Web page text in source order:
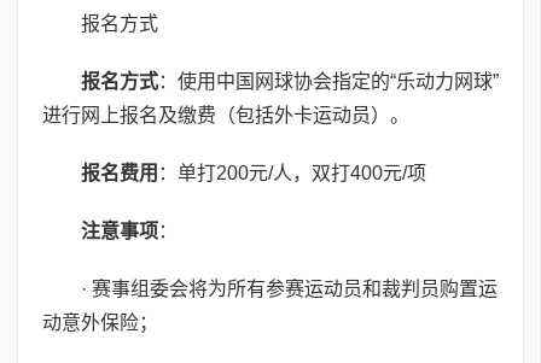
报名方式
报名方式：使用中国网球协会指定的“乐动力网球”
进行网上报名及缴费（包括外卡运动员）。
报名费用 ：单打200元/人，双打400元/项
注意事项 ：
· 赛事组委会将为所有参赛运动员和裁判员购置运
动意外保险；